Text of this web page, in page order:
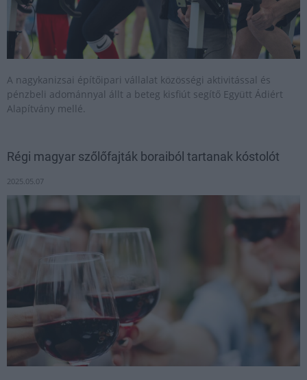
A nagykanizsai építőipari vállalat közösségi aktivitással és
pénzbeli adománnyal állt a beteg kisfiút segítő Együtt Ádiért
Alapítvány mellé.
Régi magyar szőlőfajták boraiból tartanak kóstolót
2025.05.07